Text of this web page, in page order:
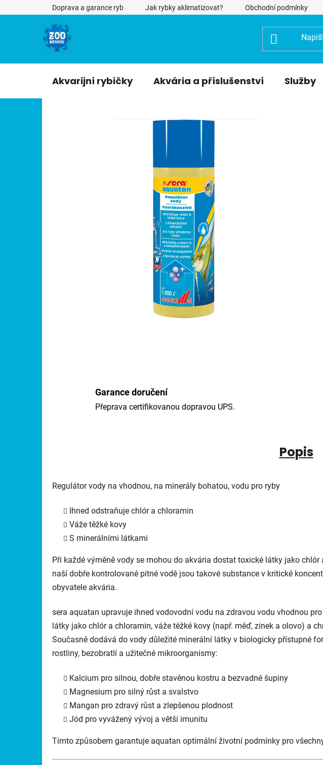
na
Doprava a garance ryb Jak rybky aklimatizovat? Obchodní podmínky
Akvarijní rybičky Akvária a příslušenství Služby
Garance doručení
Přeprava certifikovanou dopravou UPS.
Popis
Regulátor vody na vhodnou, na minerály bohatou, vodu pro ryby
Ihned odstraňuje chlór a chloramin
Váže těžké kovy
S minerálními látkami
Při každé výměně vody se mohou do akvária dostat toxické látky jako chlór
naší dobře kontrolované pitné vodě jsou takové substance v kritické
obyvatele akvária.
sera aquatan upravuje ihned vodovodní vodu na zdravou vodu vhodnou
látky jako chlór a chloramin, váže těžké kovy (např. měď, zinek a olovo) a
Současně dodává do vody důležité minerální látky v biologicky přístupné
rostliny, bezobratlí a užitečné mikroorganismy:
Kalcium pro silnou, dobře stavěnou kostru a bezvadné šupiny
Magnesium pro silný růst a svalstvo
Mangan pro zdravý růst a zlepšenou plodnost
Jód pro vyvážený vývoj a větší imunitu
Tímto způsobem garantuje aquatan optimální životní podmínky pro